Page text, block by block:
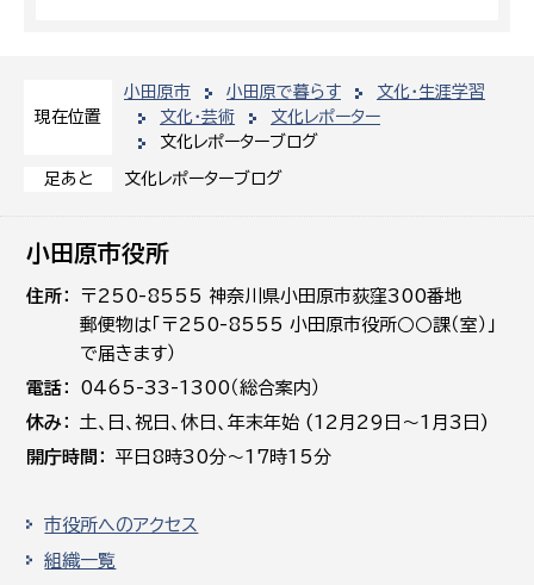
現在位置
小田原市 小田原で暮らす
文化・生涯学習
文化・芸術
文化レポーター
文化レポーターブログ
足あと 文化レポーターブログ
小田原市役所
住所
〒250-8555 神奈川県小田原市荻窪300番地
郵便物は「〒250-8555 小田原市役所○○課（室）」
で届きます）
電話
0465-33-1300（総合案内）
休み
土､日､祝日、休日、年末年始 (12月29日～1月3日)
開庁時間
平日8時30分～17時15分
市役所へのアクセス
組織一覧